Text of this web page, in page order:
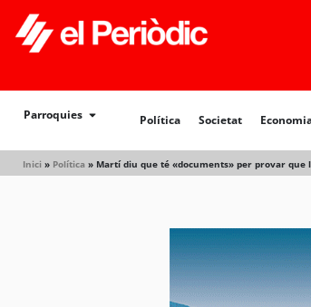
Parroquies Política Societat
Inici » Política » Martí diu que té «documents» per provar que
Política Societat